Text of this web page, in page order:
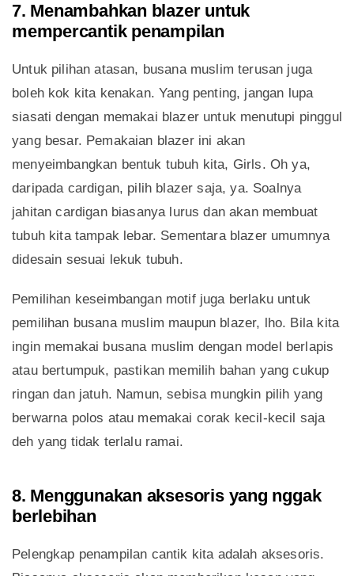
7. Menambahkan blazer untuk
mempercantik penampilan
Untuk pilihan atasan, busana muslim terusan juga
boleh kok kita kenakan. Yang penting, jangan lupa
siasati dengan memakai blazer untuk menutupi pinggul
yang besar. Pemakaian blazer ini akan
menyeimbangkan bentuk tubuh kita, Girls. Oh ya,
daripada cardigan, pilih blazer saja, ya. Soalnya
jahitan cardigan biasanya lurus dan akan membuat
tubuh kita tampak lebar. Sementara blazer umumnya
didesain sesuai lekuk tubuh.
Pemilihan keseimbangan motif juga berlaku untuk
pemilihan busana muslim maupun blazer, lho. Bila kita
ingin memakai busana muslim dengan model berlapis
atau bertumpuk, pastikan memilih bahan yang cukup
ringan dan jatuh. Namun, sebisa mungkin pilih yang
berwarna polos atau memakai corak kecil-kecil saja
deh yang tidak terlalu ramai.
8. Menggunakan aksesoris yang nggak
berlebihan
Pelengkap penampilan cantik kita adalah aksesoris.